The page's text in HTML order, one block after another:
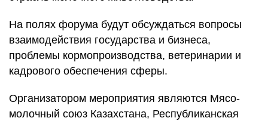
На полях форума будут обсуждаться вопросы
взаимодействия государства и бизнеса,
проблемы кормопроизводства, ветеринарии и
кадрового обеспечения сферы.
Организатором мероприятия являются Мясо-
молочный союз Казахстана, Республиканская